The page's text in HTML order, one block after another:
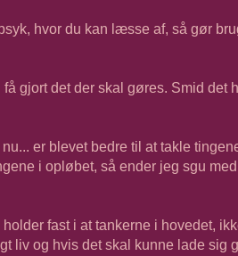
hvor du kan læsse af, så gør
gjort det der skal gøres. Smid det
er blevet bedre til at takle
i opløbet, så ender jeg sgu
fast i at tankerne i hovedet,
liv og hvis det skal kunne lade sig